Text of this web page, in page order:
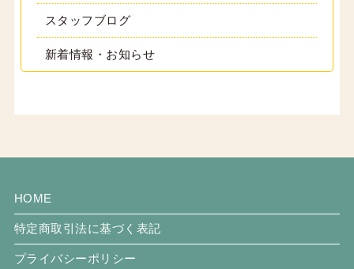
スタッフブログ
新着情報・お知らせ
HOME
特定商取引法に基づく表記
プライバシーポリシー